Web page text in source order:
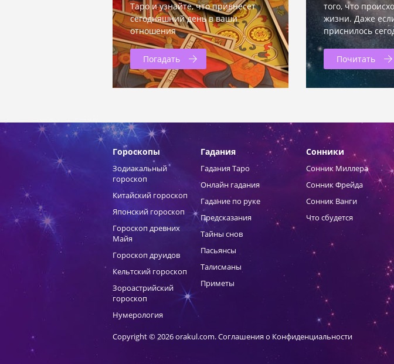
Таро и узнайте, что привнесет
сегодняшний день в ваши
отношения
Погадать
того, что
жизни. Даже
приснилось
Почитать
Гороскопы
Зодиакальный
гороскоп
Китайский гороскоп
Японский гороскоп
Гороскоп древних
Майя
Гороскоп друидов
Кельтский гороскоп
Зороастрийский
гороскоп
Нумерология
Гадания
Гадания Таро
Онлайн гадания
Гадание по руке
Предсказания
Тайны снов
Пасьянсы
Талисманы
Приметы
Сонники
Сонник Миллера
Сонник Фрейда
Сонник Ванги
Что сбудется
Copyright © 2026 orakul.com.Соглашения о Конфиденциальности